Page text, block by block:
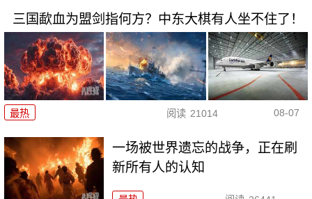
三国歃血为盟剑指何方？中东大棋有人坐不住了！
最热 阅读 21014 08-07
一场被世界遗忘的战争，正在刷
新所有人的认知